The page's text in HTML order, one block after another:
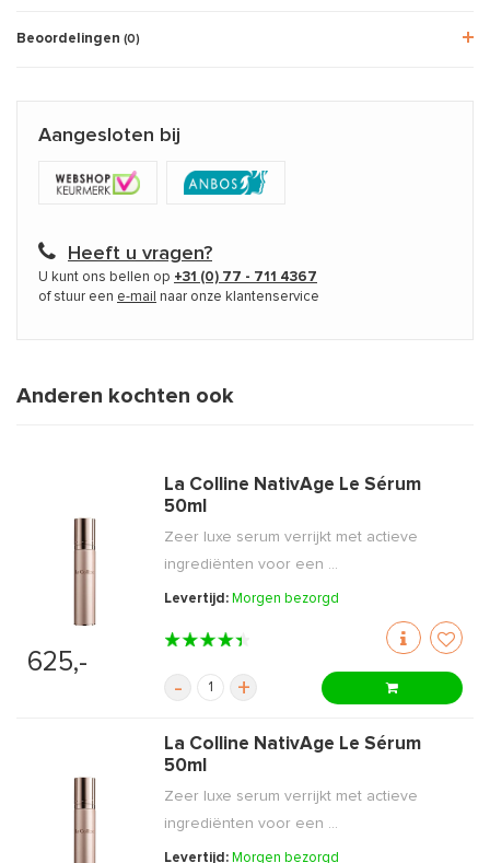
Beoordelingen (0)
Aangesloten bij
Heeft u vragen?
U kunt ons bellen op +31 (0) 77 - 711 4367
of stuur een e-mail naar onze klantenservice
Anderen kochten ook
625,-
La Colline NativAge Le Sérum
50ml
Zeer luxe serum verrijkt met actieve
ingrediënten voor een ...
Levertijd: Morgen bezorgd
- +
La Colline NativAge Le Sérum
50ml
Zeer luxe serum verrijkt met actieve
ingrediënten voor een ...
Levertijd: Morgen bezorgd